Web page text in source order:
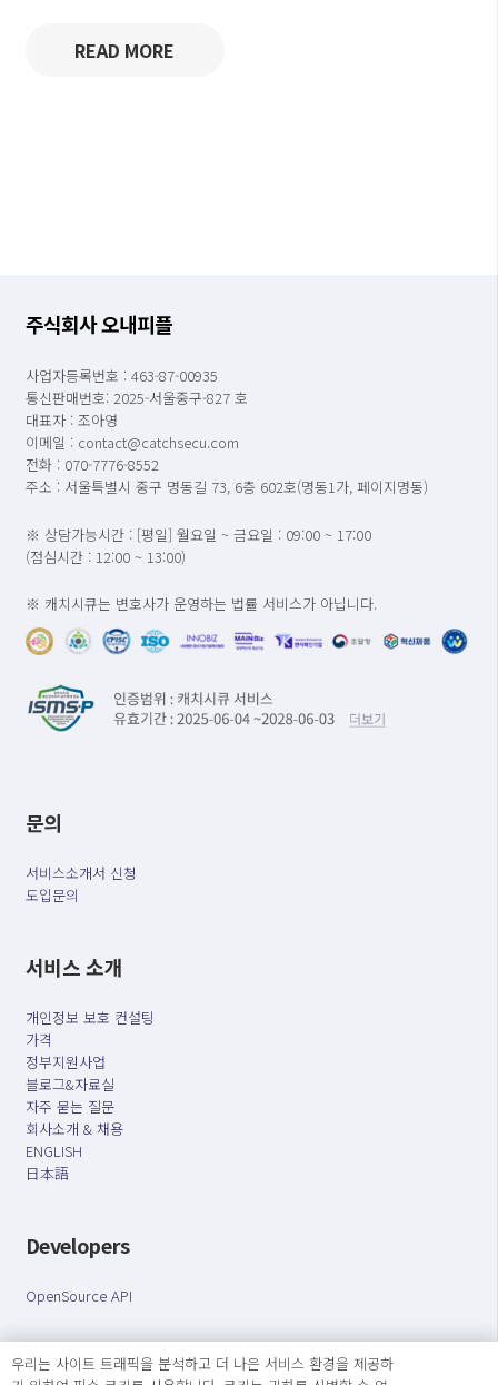
READ MORE
주식회사 오내피플
사업자등록번호 : 463-87-00935
통신판매번호: 2025-서울중구-827 호
대표자 : 조아영
이메일 : contact@catchsecu.com
전화 : 070-7776-8552
주소 : 서울특별시 중구 명동길 73, 6층 602호(명동1가, 페이지명동)
※ 상담가능시간 : [평일] 월요일 ~ 금요일 : 09:00 ~ 17:00
(점심시간 : 12:00 ~ 13:00)
※ 캐치시큐는 변호사가 운영하는 법률 서비스가 아닙니다.
문의
서비스소개서 신청
도입문의
서비스 소개
개인정보 보호 컨설팅
가격
정부지원사업
블로그&자료실
자주 묻는 질문
회사소개 & 채용
ENGLISH
日本語
Developers
OpenSource API
오늘보다 더 나은 내일을 만드는 사람들
개인정보처리방침| 서비스 이용약관
우리는 사이트 트래픽을 분석하고 더 나은 서비스 환경을 제공하